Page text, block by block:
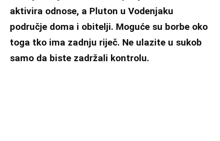
aktivira odnose, a Pluton u Vodenjaku
područje doma i obitelji. Moguće su borbe oko
toga tko ima zadnju riječ. Ne ulazite u sukob
samo da biste zadržali kontrolu.